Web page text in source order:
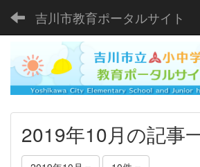
吉川市教育ポータルサイト
2019年10月の記事